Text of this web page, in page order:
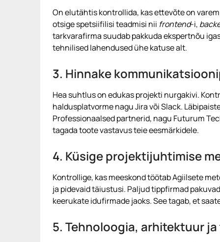
On elutähtis kontrollida, kas ettevõte on
otsige spetsiifilisi teadmisi nii frontend-i,
tarkvarafirma suudab pakkuda ekspertnõu
tehnilised lahendused ühe katuse alt.
3. Hinnake
Hea suhtlus on edukas projekti nurgakivi.
haldusplatvorme nagu Jira või Slack.
Professionaalsed partnerid, nagu Futurum
tagada toote vastavus teie eesmärkidele.
4. Küsige projektijuhtimise
Kontrollige, kas meeskond töötab Agiilsete
ja pidevaid täiustusi. Paljud tippfirmad
keerukate idufirmade jaoks. See tagab, et
5. Tehnoloogia, arhitektuur